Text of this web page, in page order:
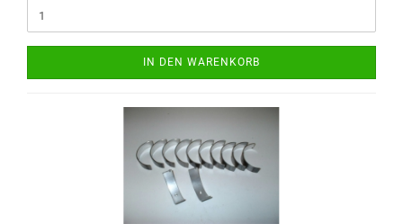
IN DEN WARENKORB